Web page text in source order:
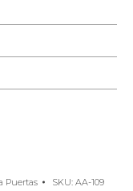
Puertas SKU: AA-109